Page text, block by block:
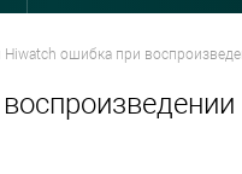
Hiwatch ошибка при